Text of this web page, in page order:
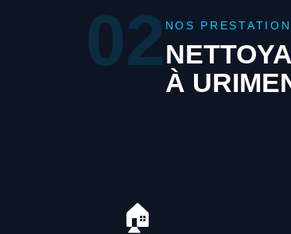
02 NOS
À
🏠